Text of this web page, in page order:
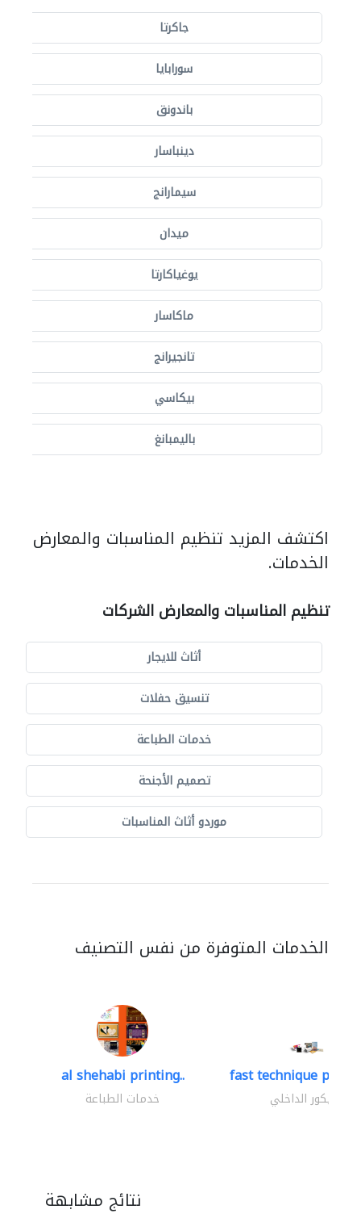
جاكرتا
سورابايا
باندونق
دينباسار
سيمارانج
ميدان
يوغياكارتا
ماكاسار
تانجيرانج
بيكاسي
باليمبانغ
اكتشف المزيد تنظيم المناسبات والمعارض
الخدمات.
تنظيم المناسبات والمعارض الشركات
أثاث للايجار
تنسيق حفلات
خدمات الطباعة
تصميم الأجنحة
موردو أثاث المناسبات
الخدمات المتوفرة من نفس التصنيف
al shehabi printing..
خدمات الطباعة
fast technique pre-
الديكور الداخلي
نتائج مشابهة